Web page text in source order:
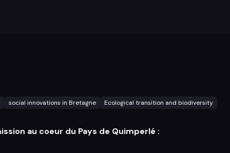
social innovations in Bretagne Ecological transition and biodiversity
au coeur du Pays de Quimperlé :